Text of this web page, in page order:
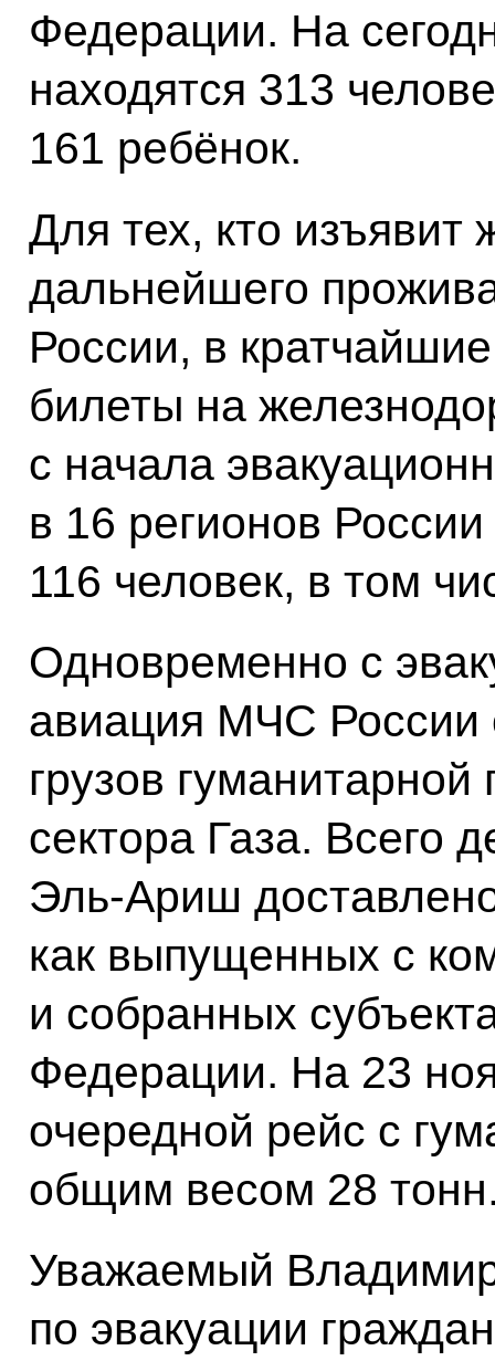
Федерации. На
находятся 313
161 ребёнок.
Для тех, кто изъявит
дальнейшего
России, в
билеты на
с начала
в 16 регионов
116 человек, в том
Одновременно с
авиация МЧС России
грузов
сектора Газа. Всего
Эль-Ариш
как выпущенных с
и собранных
Федерации. На 23
очередной рейс с
общим весом 28
Уважаемый
по эвакуации